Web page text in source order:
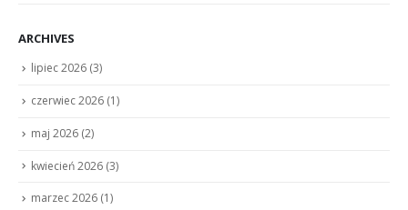
ARCHIVES
lipiec 2026 (3)
czerwiec 2026 (1)
maj 2026 (2)
kwiecień 2026 (3)
marzec 2026 (1)